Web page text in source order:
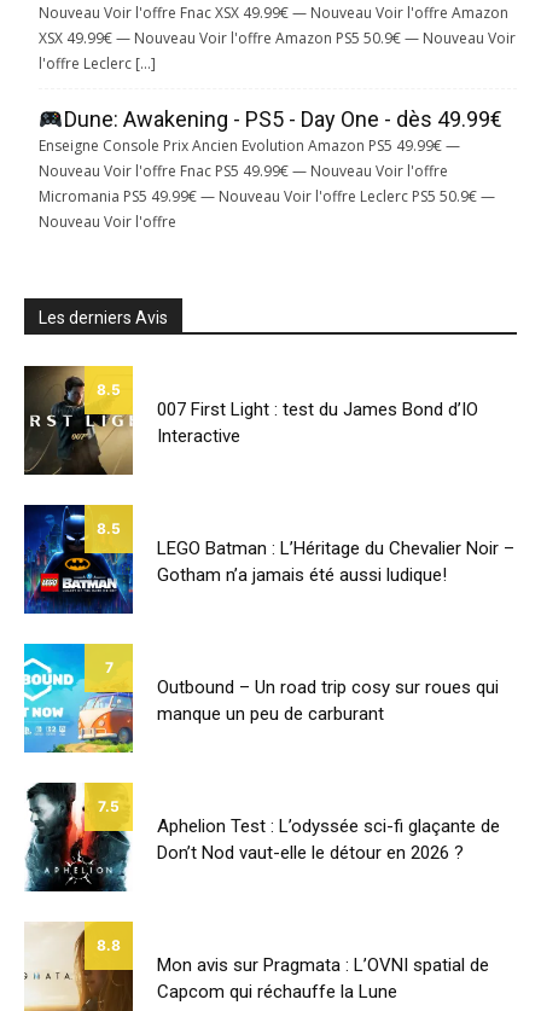
Nouveau Voir l'offre Fnac XSX 49.99€ — Nouveau Voir l'offre Amazon
XSX 49.99€ — Nouveau Voir l'offre Amazon PS5 50.9€ — Nouveau Voir
l'offre Leclerc […]
Dune: Awakening - PS5 - Day One - dès 49.99€
Enseigne Console Prix Ancien Evolution Amazon PS5 49.99€ —
Nouveau Voir l'offre Fnac PS5 49.99€ — Nouveau Voir l'offre
Micromania PS5 49.99€ — Nouveau Voir l'offre Leclerc PS5 50.9€ —
Nouveau Voir l'offre
Les derniers Avis
8.5
007 First Light : test du James Bond d’IO
Interactive
8.5
LEGO Batman : L’Héritage du Chevalier Noir –
Gotham n’a jamais été aussi ludique!
7
Outbound – Un road trip cosy sur roues qui
manque un peu de carburant
7.5
Aphelion Test : L’odyssée sci-fi glaçante de
Don’t Nod vaut-elle le détour en 2026 ?
8.8
Mon avis sur Pragmata : L’OVNI spatial de
Capcom qui réchauffe la Lune